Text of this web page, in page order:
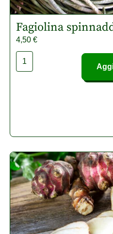
Fagiolina
4,50 €